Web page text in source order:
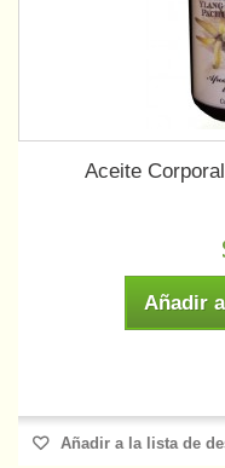
Aceite
Añadir
Añadir a la lista de